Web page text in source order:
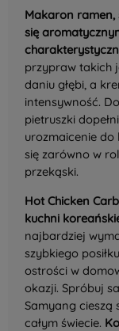
Makaron
się
przypraw takich
daniu głębi, a
intensywność.
pietruszki
urozmaicenie do
się zarówno w
przekąski.
Hot Chicken
kuchni
najbardziej
szybkiego
ostrości w
okazji. Spróbuj
Samyang
całym świecie.